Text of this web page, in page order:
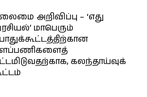
அறிவிப்பு – ‘எது
மாபெரும்
கலந்தாய்வுக்